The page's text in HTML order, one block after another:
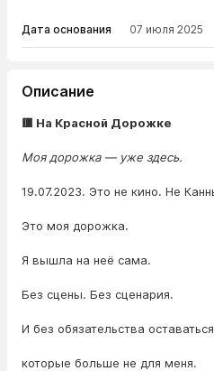
Дата основания 07 июля 2025
Описание
🟥 На Красной Дорожке
Моя дорожка — уже здесь.
19.07.2023. Это не кино. Не
Это моя дорожка.
Я вышла на неё сама.
Без сцены. Без сценария.
И без обязательства
которые больше не для меня.